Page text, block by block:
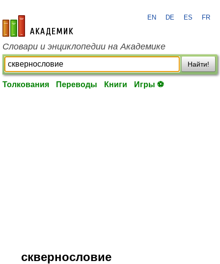
academic.ru
EN DE ES FR
Словари и энциклопедии на Академике
Найти!
Толкования Переводы Книги Игры ⚽
сквернословие